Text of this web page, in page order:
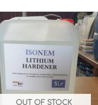
OUT OF STOCK